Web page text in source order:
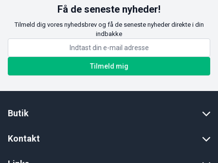
Få de seneste nyheder!
Tilmeld dig vores nyhedsbrev og få de seneste nyheder direkte i din
indbakke
Tilmeld mig
Butik
Kontakt